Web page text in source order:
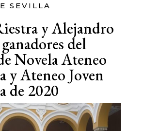
SEVILLA
y Alejandro
del
Novela Ateneo
y Ateneo Joven
de 2020